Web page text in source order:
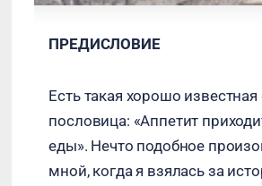
ПРЕДИСЛОВИЕ
Есть такая хорошо
пословица: «Аппетит
еды». Нечто подобное
мной, когда я взялась за